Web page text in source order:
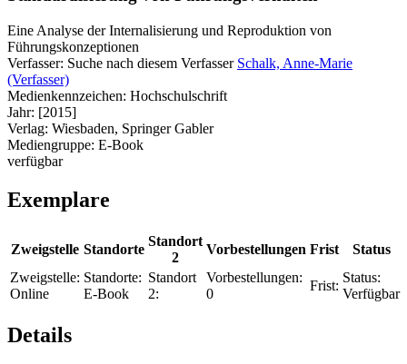
Eine Analyse der Internalisierung und Reproduktion von
Führungskonzeptionen
Verfasser: Suche nach diesem Verfasser Schalk, Anne-Marie
(Verfasser)
Medienkennzeichen: Hochschulschrift
Jahr: [2015]
Verlag: Wiesbaden, Springer Gabler
Mediengruppe: E-Book
verfügbar
Exemplare
Zweigstelle Standorte
Standort
2
Vorbestellungen Frist
Status
Zweigstelle:
Online
Standorte:
E-Book
Standort
2:
Vorbestellungen:
0
Frist:
Status:
Verfügbar
Details